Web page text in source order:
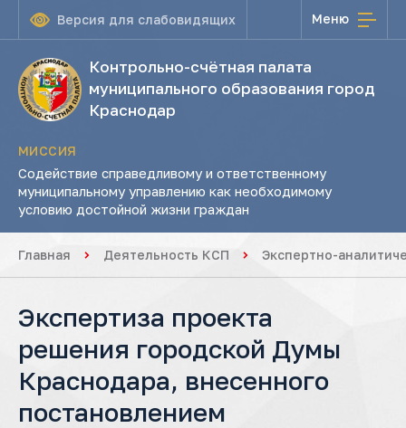
Версия для слабовидящих Меню
Контрольно-счётная палата
муниципального образования город
Краснодар
МИССИЯ
Содействие справедливому и ответственному
муниципальному управлению как необходимому
условию достойной жизни граждан
Главная Деятельность КСП Экспертно-
Экспертиза проекта
решения городской Думы
Краснодара, внесенного
постановлением